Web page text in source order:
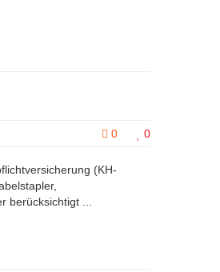
0 0
(KH-
berücksichtigt ...